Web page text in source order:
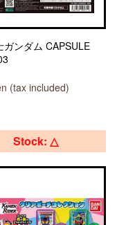
ガンダム CAPSULE
(tax included)
Stock: △